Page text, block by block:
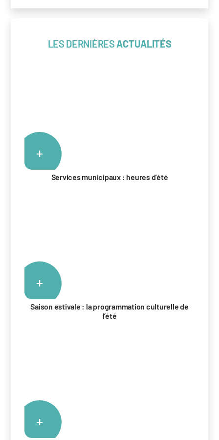
LES DERNIÈRES ACTUALITÉS
+
Services municipaux : heures d’été
+
Saison estivale : la programmation culturelle de
l’été
+